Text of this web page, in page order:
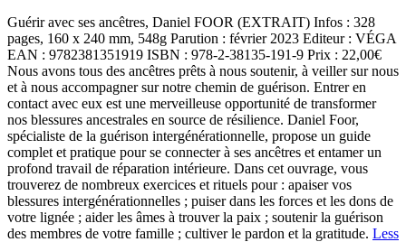
Guérir avec ses ancêtres, Daniel FOOR (EXTRAIT) Infos : 328
pages, 160 x 240 mm, 548g Parution : février 2023 Editeur : VÉGA
EAN : 9782381351919 ISBN : 978-2-38135-191-9 Prix : 22,00€
Nous avons tous des ancêtres prêts à nous soutenir, à veiller sur nous
et à nous accompagner sur notre chemin de guérison. Entrer en
contact avec eux est une merveilleuse opportunité de transformer
nos blessures ancestrales en source de résilience. Daniel Foor,
spécialiste de la guérison intergénérationnelle, propose un guide
complet et pratique pour se connecter à ses ancêtres et entamer un
profond travail de réparation intérieure. Dans cet ouvrage, vous
trouverez de nombreux exercices et rituels pour : apaiser vos
blessures intergénérationnelles ; puiser dans les forces et les dons de
votre lignée ; aider les âmes à trouver la paix ; soutenir la guérison
des membres de votre famille ; cultiver le pardon et la gratitude. Less